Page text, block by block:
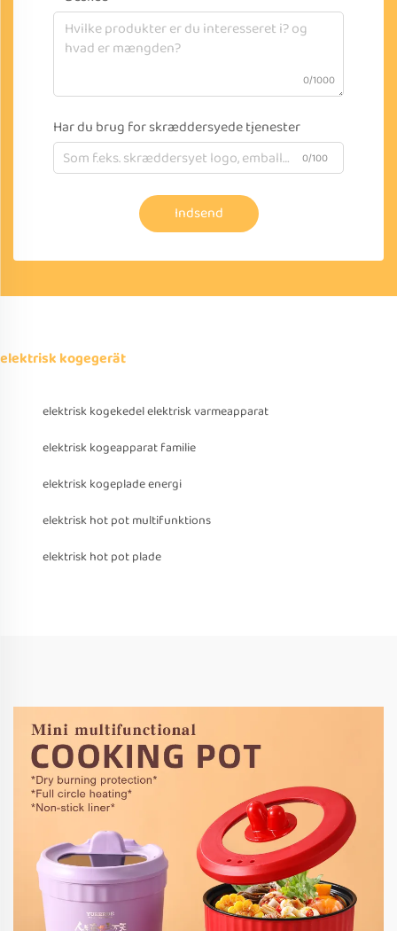
0/1000
Har du brug for skræddersyede tjenester
0/100
Indsend
elektrisk kogegerät
elektrisk kogekedel elektrisk varmeapparat
elektrisk kogeapparat familie
elektrisk kogeplade energi
elektrisk hot pot multifunktions
elektrisk hot pot plade